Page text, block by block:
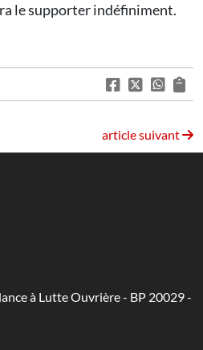
le supporter indéfiniment.
article suivant
à Lutte Ouvrière - BP 20029 -